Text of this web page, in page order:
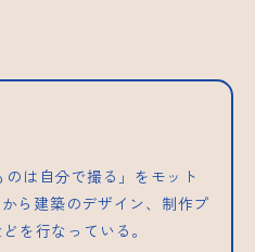
は自分で撮る」をモット
ら建築のデザイン、制作プ
を行なっている。